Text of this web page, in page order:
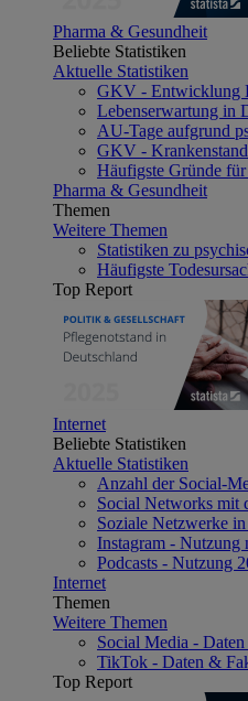
Pharma & Gesundheit
Beliebte Statistiken
Aktuelle Statistiken
GKV - Entwicklung
Lebenserwartung in
AU-Tage aufgrund
GKV -
Häufigste Gründe
Pharma & Gesundheit
Themen
Weitere Themen
Statistiken zu
Häufigste
Top Report
Internet
Beliebte Statistiken
Aktuelle Statistiken
Anzahl der Social-
Social Networks mit
Soziale Netzwerke
Instagram - Nutzung
Podcasts - Nutzung
Internet
Themen
Weitere Themen
Social Media -
TikTok - Daten &
Top Report